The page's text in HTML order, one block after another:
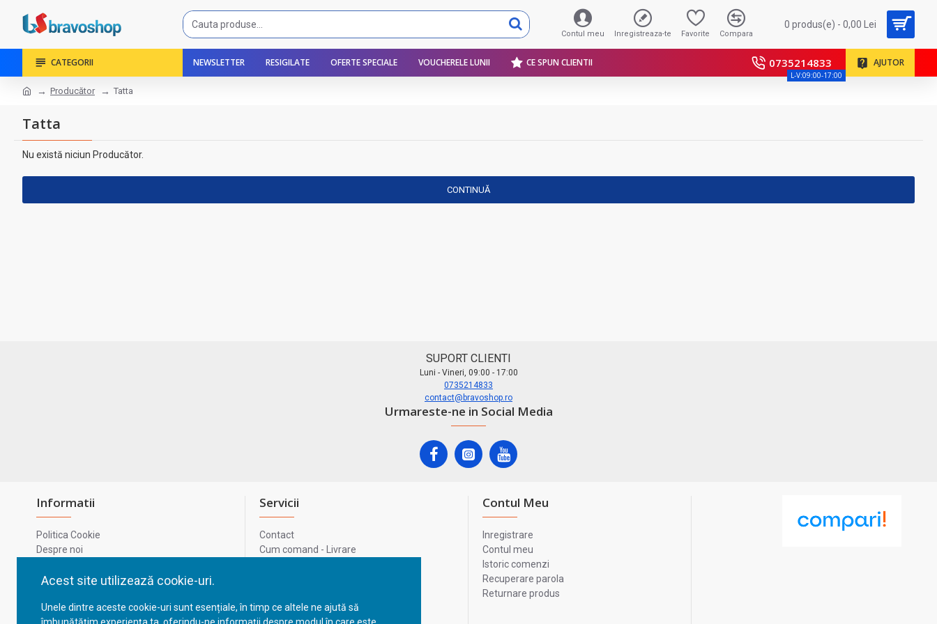
Acest site utilizează cookie-uri.
Unele dintre aceste cookie-uri sunt esențiale, în timp ce altele ne ajută să
Contul meu Inregistreaza-te Favorite Compara
0 produs(e) - 0,00 Lei
CATEGORII NEWSLETTER RESIGILATE OFERTE SPECIALE VOUCHERELE LUNII CE SPUN CLIENTII 0735214833
L-V:09:00-17:00
AJUTOR
Producător Tatta
Tatta
Nu există niciun Producător.
CONTINUĂ
SUPORT CLIENTI
Luni - Vineri, 09:00 - 17:00
0735214833
contact@bravoshop.ro
Urmareste-ne in Social Media
Informatii
Politica Cookie
Despre noi
Confidentialitate
GDPR - Datele tale
Servicii
Contact
Cum comand - Livrare
ANPC
Contul Meu
Inregistrare
Contul meu
Istoric comenzi
Recuperare parola
Returnare produs